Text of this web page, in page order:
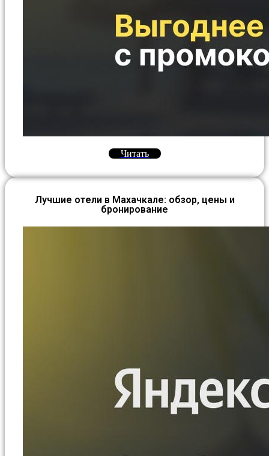
Читать
Лучшие отели в Махачкале: обзор, цены и
бронирование